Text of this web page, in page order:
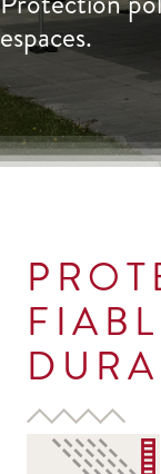
espaces.